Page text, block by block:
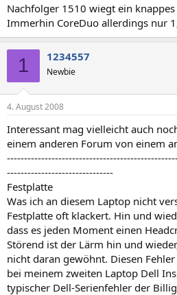
Nachfolger 1510 wiegt ein
Immerhin CoreDuo allerdings nur
1 1234557
Newbie
4. August 2008
Interessant mag vielleicht auch
einem anderen Forum von einem
-------------------------------
Festplatte
Was ich an diesem Laptop nicht
Festplatte oft klackert. Hin und
dass es jeden Moment einen
Störend ist der Lärm hin und
nicht daran gewöhnt. Diesen
bei meinem zweiten Laptop Dell
typischer Dell-Serienfehler der